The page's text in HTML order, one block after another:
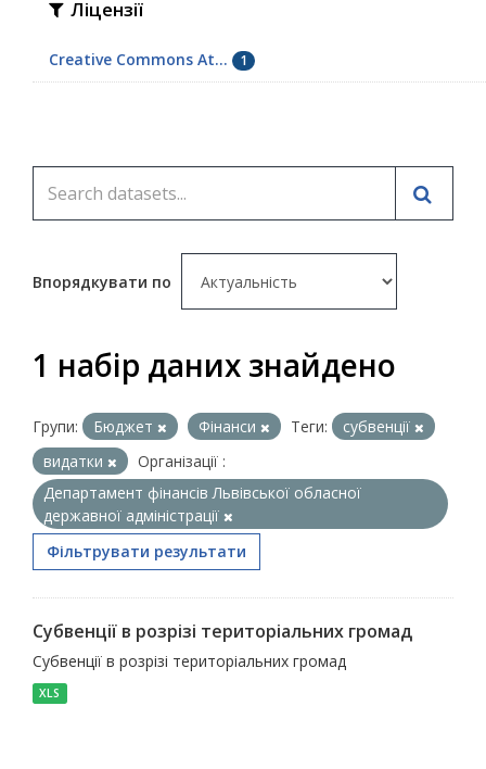
Ліцензії
Creative Commons At... 1
Впорядкувати по
1 набір даних знайдено
Групи: Бюджет Фінанси Теги:
субвенції
видатки
Організації :
Департамент фінансів Львівської обласної
державної адміністрації
Фільтрувати результати
Субвенції в розрізі територіальних громад
Субвенції в розрізі територіальних громад
XLS